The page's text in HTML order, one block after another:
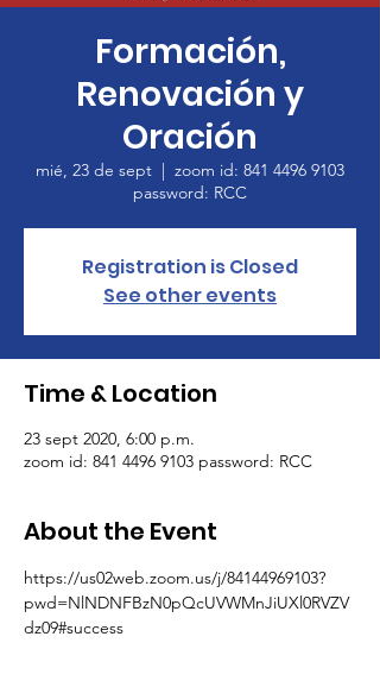
Formación,
Renovación y
Oración
mié, 23 de sept
  |
zoom id: 841 4496 9103
password: RCC
Registration is Closed
See other events
Time & Location
23 sept 2020, 6:00 p.m.
zoom id: 841 4496 9103 password: RCC
About the Event
https://us02web.zoom.us/j/84144969103?
pwd=NlNDNFBzN0pQcUVWMnJiUXl0RVZV
dz09#success